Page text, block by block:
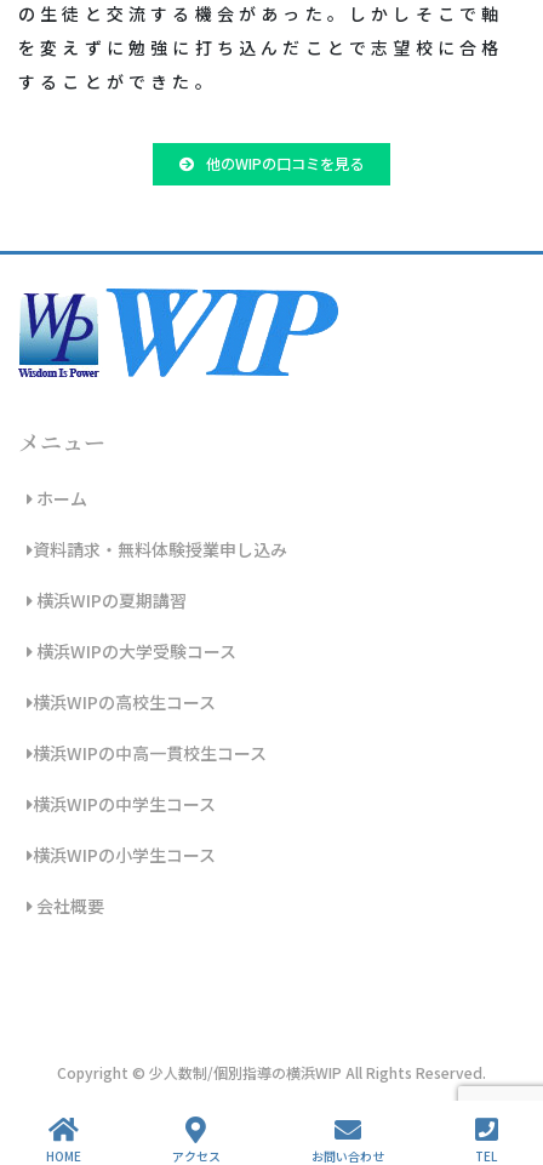
の生徒と交流する機会があった。しかしそこで軸
を変えずに勉強に打ち込んだことで志望校に合格
することができた。
他のWIPの口コミを見る
メニュー
ホーム
資料請求・無料体験授業申し込み
横浜WIPの夏期講習
横浜WIPの大学受験コース
横浜WIPの高校生コース
横浜WIPの中高一貫校生コース
横浜WIPの中学生コース
横浜WIPの小学生コース
会社概要
Copyright © 少人数制/個別指導の横浜WIP All Rights Reserved.
HOME アクセス お問い合わせ TEL